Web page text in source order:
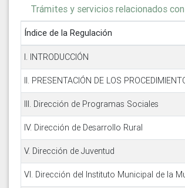
Trámites y servicios relacionados
Índice de la Regulación
I. INTRODUCCIÓN
II. PRESENTACIÓN DE LOS
III. Dirección de Programas Sociales
IV. Dirección de Desarrollo Rural
V. Dirección de Juventud
VI. Dirección del Instituto Municipal de la